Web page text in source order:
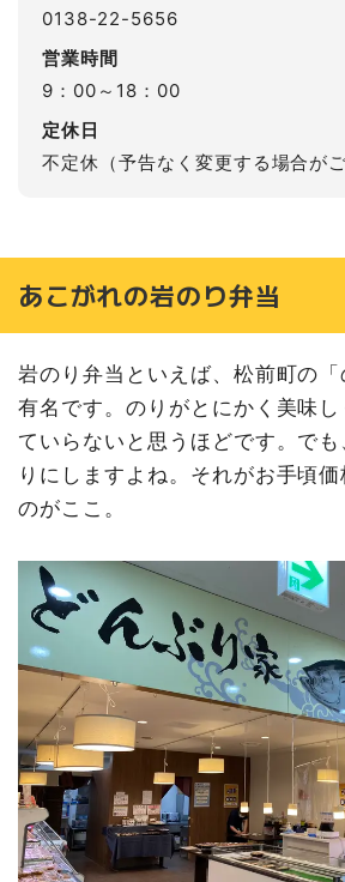
0138-22-5656
営業時間
9：00～18：00
定休日
不定休（予告なく変更する場合がご
あこがれの岩のり弁当
岩のり弁当といえば、松前町の
有名です。のりがとにかく美味
ていらないと思うほどです。で
りにしますよね。それがお手頃
のがここ。